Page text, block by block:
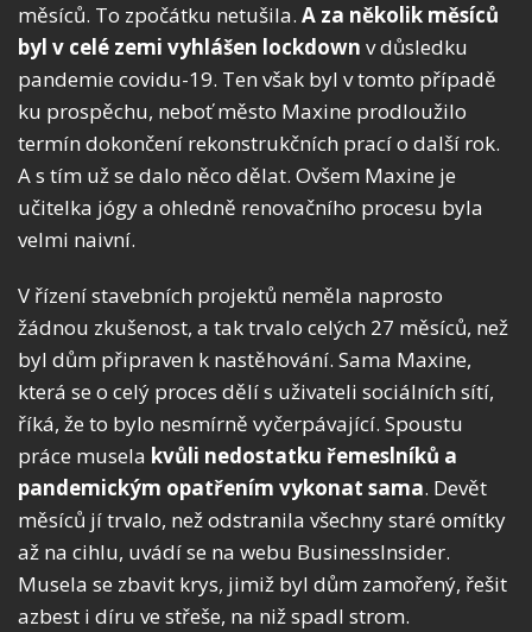
měsíců. To zpočátku netušila. A za několik měsíců
byl v celé zemi vyhlášen lockdown v důsledku
pandemie covidu-19. Ten však byl v tomto případě
ku prospěchu, neboť město Maxine prodloužilo
termín dokončení rekonstrukčních prací o další rok.
A s tím už se dalo něco dělat. Ovšem Maxine je
učitelka jógy a ohledně renovačního procesu byla
velmi naivní.
V řízení stavebních projektů neměla naprosto
žádnou zkušenost, a tak trvalo celých 27 měsíců, než
byl dům připraven k nastěhování. Sama Maxine,
která se o celý proces dělí s uživateli sociálních sítí,
říká, že to bylo nesmírně vyčerpávající. Spoustu
práce musela kvůli nedostatku řemeslníků a
pandemickým opatřením vykonat sama. Devět
měsíců jí trvalo, než odstranila všechny staré omítky
až na cihlu, uvádí se na webu BusinessInsider.
Musela se zbavit krys, jimiž byl dům zamořený, řešit
azbest i díru ve střeše, na niž spadl strom.